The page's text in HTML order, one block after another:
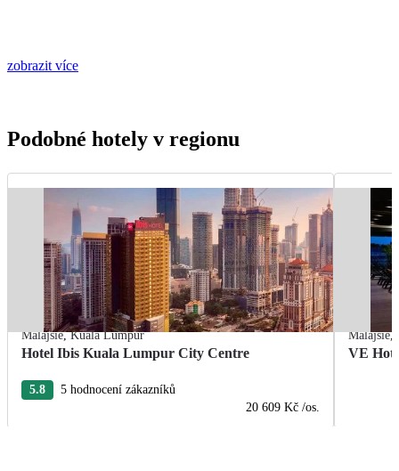
zobrazit více
Podobné hotely v regionu
Malajsie,Kuala Lumpur
Hotel Ibis Kuala Lumpur City Centre
5.8
5 hodnocení zákazníků
20 609 Kč /os.
Malajsie,
VE